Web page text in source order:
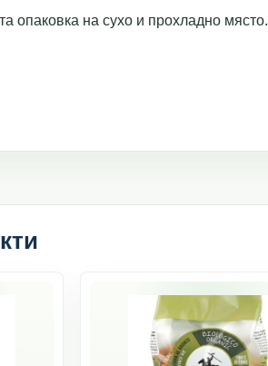
опаковка на сухо и прохладно място.